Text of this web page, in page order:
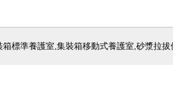
箱標準養護室,集裝箱移動式養護室,砂漿拉